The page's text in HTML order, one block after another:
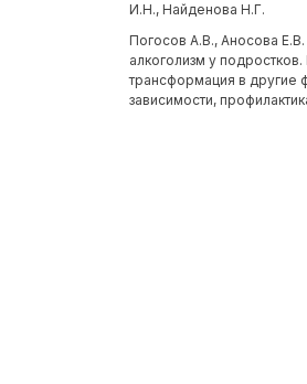
И.Н., Найденова Н.Г.
Погосов А.В., Аносова
алкоголизм у подростков.
трансформация в другие
зависимости,